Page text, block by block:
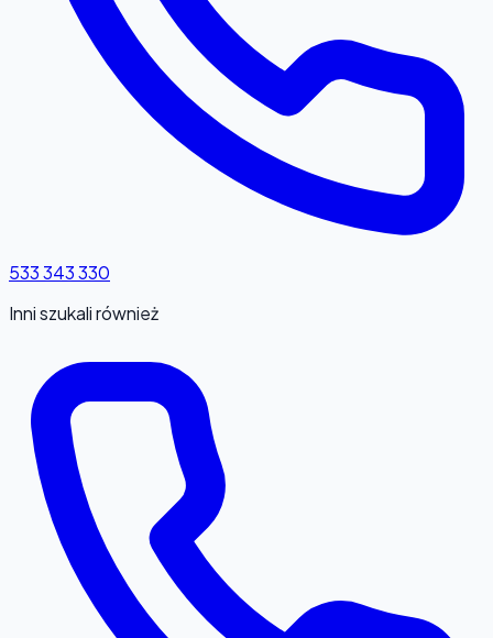
533 343 330
Inni szukali również